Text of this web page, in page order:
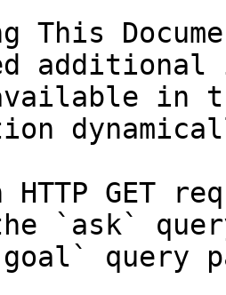
This
in
HTTP GET
`ask`
query